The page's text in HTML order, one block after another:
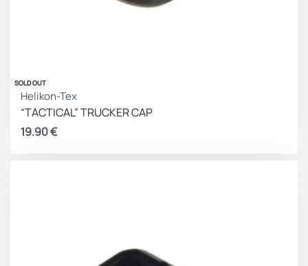
SOLD OUT
Helikon-Tex
“TACTICAL” TRUCKER CAP
19.90€